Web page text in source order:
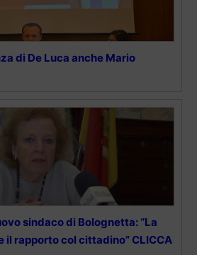
di De Luca anche Mario
sindaco di Bolognetta: “La
il rapporto col cittadino” CLICCA